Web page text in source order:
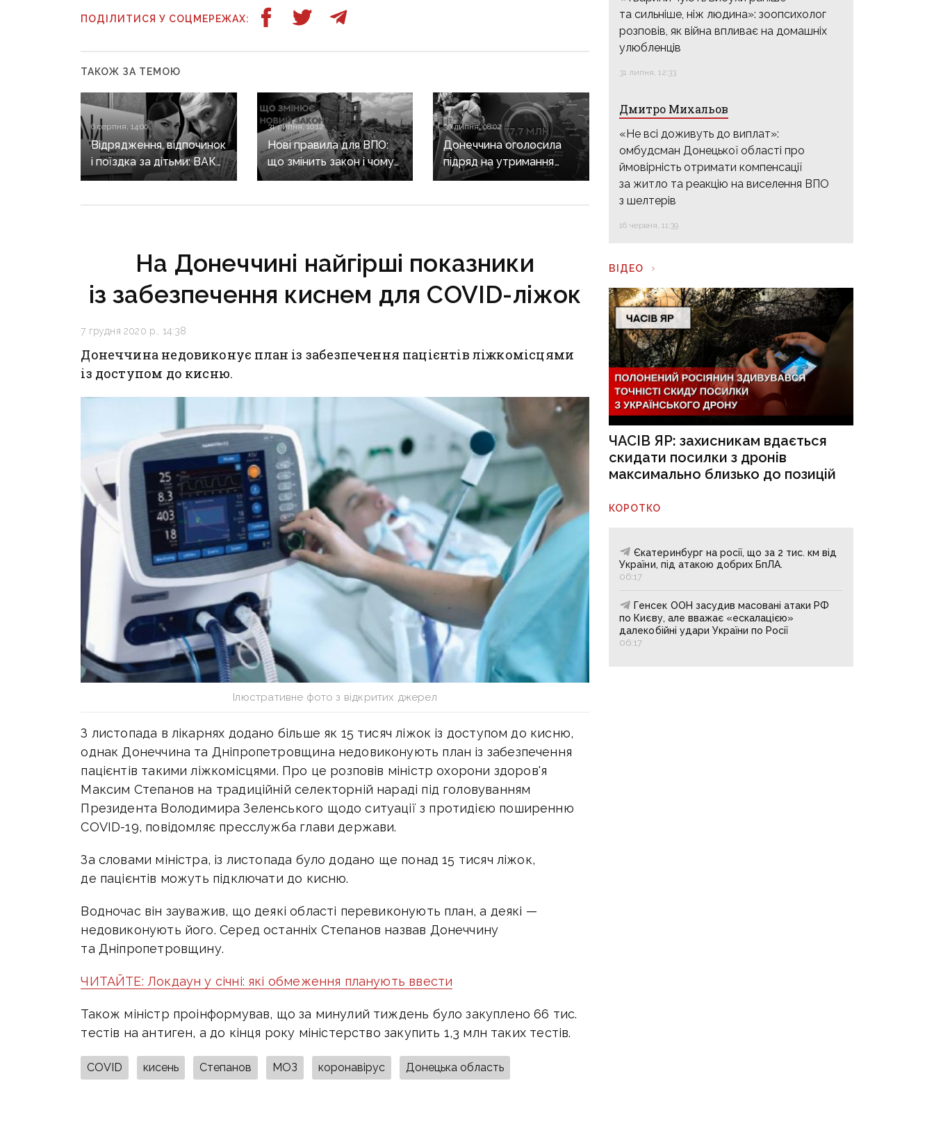
ПОДІЛИТИСЯ У СОЦМЕРЕЖАХ:
ТАКОЖ ЗА ТЕМОЮ
6 серпня, 14:00
Відрядження, відпочинок
і поїздка за дітьми: ВАКС
знову відмовив
31 липня, 10:12
Нові правила для ВПО:
що змінить закон і чому
він ще не гарантує
30 липня, 08:02
Донеччина оголосила
підряд на утримання
дороги
На Донеччині найгірші показники
із забезпечення киснем для COVID-ліжок
7 грудня 2020 р., 14:38
Донеччина недовиконує план із забезпечення пацієнтів ліжкомісцями
із доступом до кисню.
Ілюстративне фото з відкритих джерел
З листопада в лікарнях додано більше як 15 тисяч ліжок із доступом до кисню,
однак Донеччина та Дніпропетровщина недовиконують план із забезпечення
пацієнтів такими ліжкомісцями. Про це розповів міністр охорони здоров'я
Максим Степанов на традиційній селекторній нараді під головуванням
Президента Володимира Зеленського щодо ситуації з протидією поширенню
COVID-19, повідомляє пресслужба глави держави.
За словами міністра, із листопада було додано ще понад 15 тисяч ліжок,
де пацієнтів можуть підключати до кисню.
Водночас він зауважив, що деякі області перевиконують план, а деякі —
недовиконують його. Серед останніх Степанов назвав Донеччину
та Дніпропетровщину.
ЧИТАЙТЕ: Локдаун у січні: які обмеження планують ввести
Також міністр проінформував, що за минулий тиждень було закуплено 66 тис.
тестів на антиген, а до кінця року міністерство закупить 1,3 млн таких тестів.
COVID кисень Степанов МОЗ коронавірус Донецька область
та сильніше, ніж людина»: зоопсихолог
розповів, як війна впливає на домашніх
улюбленців
31 липня, 12:33
Дмитро Михальов
«Не всі доживуть до виплат»:
омбудсман Донецької області про
ймовірність отримати компенсації
за житло та реакцію на виселення ВПО
з шелтерів
16 червня, 11:39
ВІДЕО
ЧАСІВ ЯР: захисникам вдається
скидати посилки з дронів
максимально близько до позицій
КОРОТКО
Єкатеринбург на росії, що за 2 тис. км від
України, під атакою добрих БпЛА.
06:17
Генсек ООН засудив масовані атаки РФ
по Києву, але вважає «ескалацією»
далекобійні удари України по Росії
06:17